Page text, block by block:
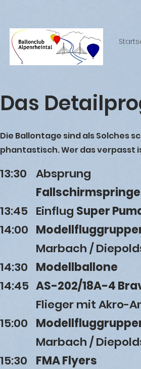
Das
Die Ballontage sind als Solches
phantastisch. Wer das verpasst
13:30
13:45
14:00
14:30
14:45
15:00
15:30
Absprung
Einflug Super
Marbach /
Modellballone
AS-202/18A-4
Flieger mit Akro-
Marbach /
FMA Flyers